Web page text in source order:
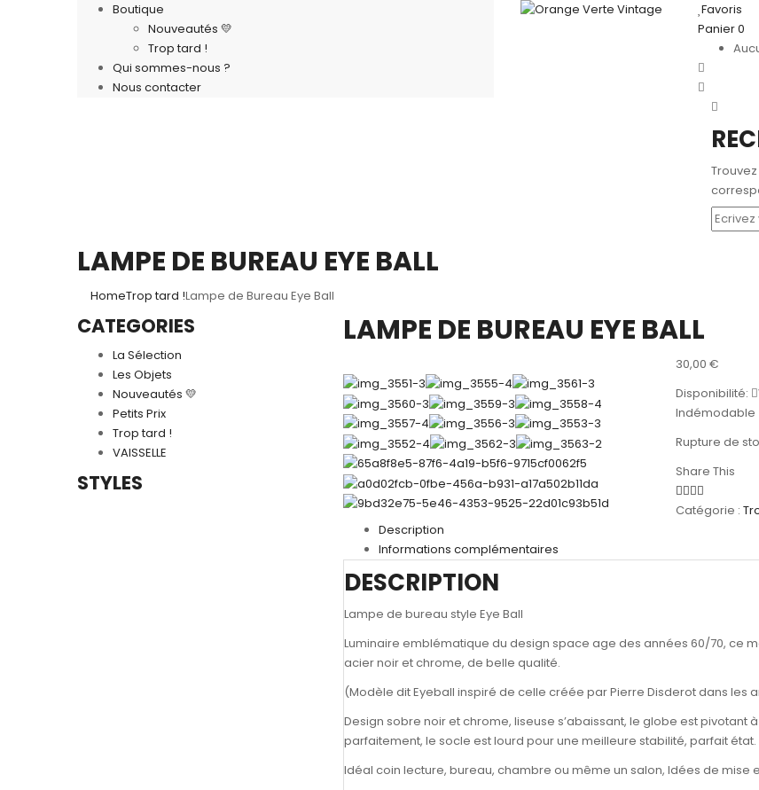
Boutique
Nouveautés 💛
Trop tard !
Qui sommes-nous ?
Nous contacter
Favoris
Panier0
LAMPE DE BUREAU EYE BALL
HomeTrop tard !Lampe de Bureau Eye Ball
CATEGORIES
La Sélection
Les Objets
Nouveautés 💛
Petits Prix
Trop tard !
VAISSELLE
STYLES
LAMPE DE BUREAU EYE BALL
30,00 €
Disponibilité:
Indémodable
Rupture de
Share This
Catégorie :
Description
Informations complémentaires
DESCRIPTION
Lampe de bureau style Eye Ball
Luminaire emblématique du design space age des années 60/70, ce
acier noir et chrome, de belle qualité.
(Modèle dit Eyeball inspiré de celle créée par Pierre Disderot dans les
Design sobre noir et chrome, liseuse s’abaissant, le globe est pivotant
parfaitement, le socle est lourd pour une meilleure stabilité, parfait état.
Idéal coin lecture, bureau, chambre ou même un salon, Idées de mise